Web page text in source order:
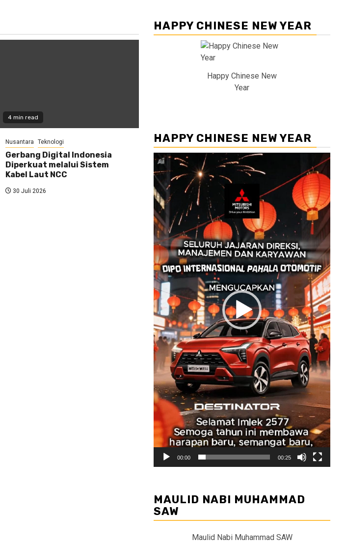
4 min read
Nusantara Teknologi
Gerbang Digital Indonesia
Diperkuat melalui Sistem
Kabel Laut NCC
30 Juli 2026
HAPPY CHINESE NEW YEAR
Happy Chinese New
Year
HAPPY CHINESE NEW YEAR
Pemutar
Video
00:00 00:25
MAULID NABI MUHAMMAD
SAW
Maulid Nabi Muhammad SAW